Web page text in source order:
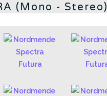
(Mono - Stereo)